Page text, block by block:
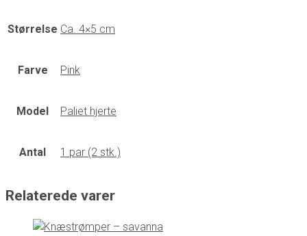
Størrelse Ca. 4×5 cm
Farve Pink
Model Paliet hjerte
Antal 1 par (2 stk.)
Relaterede varer